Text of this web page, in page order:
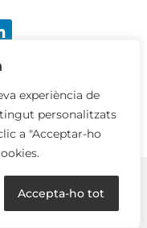
experiència de
personalitzats
a "Acceptar-ho
Accepta-ho tot
DE COOKIES
(C) 2024- LA UNIÓ